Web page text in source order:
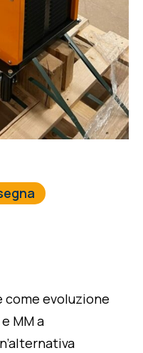
come evoluzione
MM a